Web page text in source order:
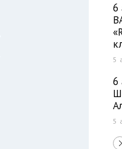
6
5
6
5